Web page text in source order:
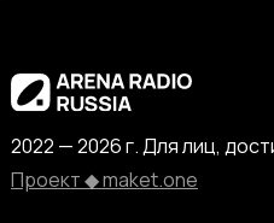
2022 — 2026 г. Для лиц,
Проект ◆ maket.one